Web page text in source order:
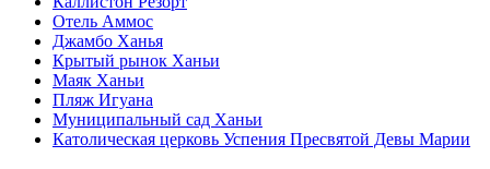
Отель Аммос
Джамбо Ханья
Крытый рынок Ханьи
Маяк Ханьи
Пляж Игуана
Муниципальный сад Ханьи
Католическая церковь Успения Пресвятой Девы Марии